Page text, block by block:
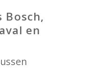
Bosch,
en